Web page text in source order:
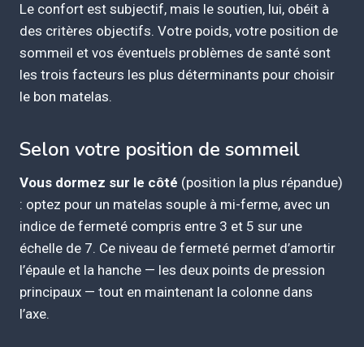
Le confort est subjectif, mais le soutien, lui, obéit à
des critères objectifs. Votre poids, votre position de
sommeil et vos éventuels problèmes de santé sont
les trois facteurs les plus déterminants pour choisir
le bon matelas.
Selon votre position de sommeil
Vous dormez sur le côté (position la plus répandue)
: optez pour un matelas souple à mi-ferme, avec un
indice de fermeté compris entre 3 et 5 sur une
échelle de 7. Ce niveau de fermeté permet d’amortir
l’épaule et la hanche — les deux points de pression
principaux — tout en maintenant la colonne dans
l’axe.